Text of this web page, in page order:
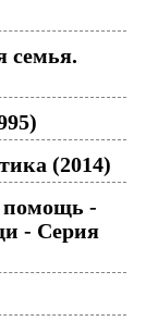
семья.
(2014)
помощь -
- Серия